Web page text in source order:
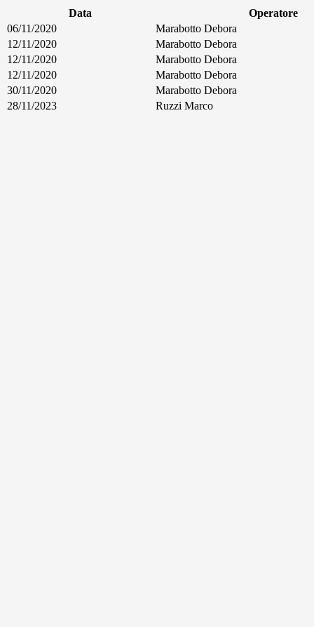
Data
Operatore
06/11/2020
Marabotto Debora
12/11/2020
Marabotto Debora
12/11/2020
Marabotto Debora
12/11/2020
Marabotto Debora
30/11/2020
Marabotto Debora
28/11/2023
Ruzzi Marco